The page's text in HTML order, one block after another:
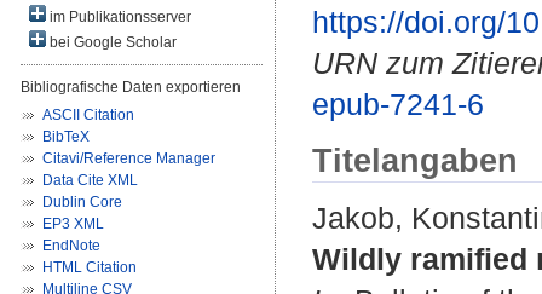
im Publikationsserver
bei Google Scholar
Bibliografische Daten exportieren
ASCII Citation
BibTeX
Citavi/Reference Manager
Data Cite XML
Dublin Core
EP3 XML
EndNote
HTML Citation
Multiline CSV
https://doi.org/
URN zum
epub-7241-6
Titelangaben
Jakob,
Wildly ramified